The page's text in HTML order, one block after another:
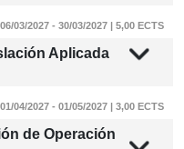
Aplicada
06/03/2027 - 30/03/2027 | 5,00 ECTS
de Operación
01/04/2027 - 01/05/2027 | 3,00 ECTS